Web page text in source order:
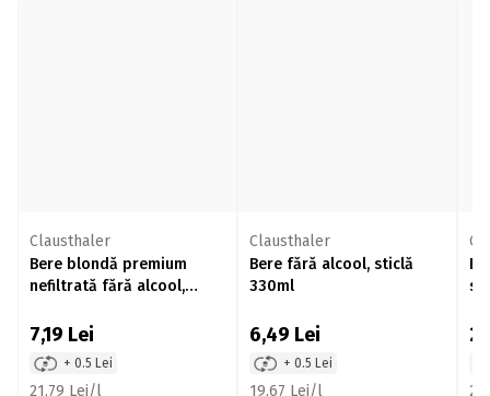
Clausthaler
Bere blondă premium
nefiltrată fără alcool,
7,19 Lei
+ 0.5 Lei
21,79 Lei/l
Clausthaler
Bere fără alcool, sticlă
330ml
6,49 Lei
+ 0.5 Lei
19,67 Lei/l